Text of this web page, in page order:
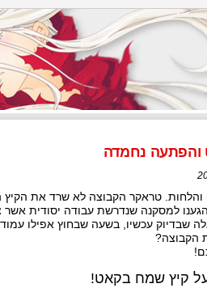
והפתעה נחמדה
והלחות. טראקר הקבוצה לא שרד את
למסקנה שנדרשת עבודה יסודית אשר
שבדיוק עכשיו, בשעה שבחוץ אפילו
הקבוצה?
קיץ שמח בקאט!